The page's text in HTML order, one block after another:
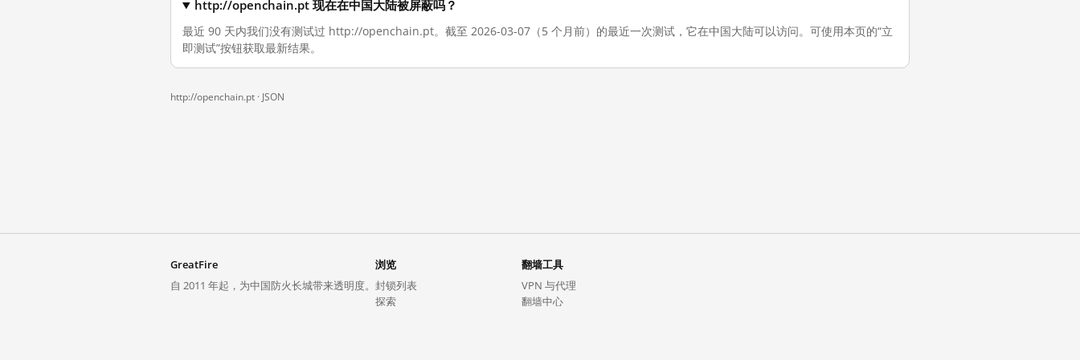
http://openchain.pt 现在在中国大陆被屏蔽吗？
最近 90 天内我们没有测试过 http://openchain.pt。截至 2026-03-07（5 个月前）的最近一次测试，它在中国大陆可以访问。可使用本页的“立
即测试”按钮获取最新结果。
http://openchain.pt · JSON
GreatFire
自 2011 年起，为中国防火长城带来透明度。
浏览
封锁列表
探索
翻墙工具
VPN 与代理
翻墙中心